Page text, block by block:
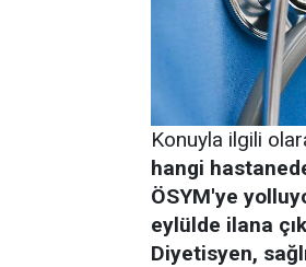
Konuyla ilgili
hangi
ÖSYM'ye
eylülde ilana
Diyetisyen,